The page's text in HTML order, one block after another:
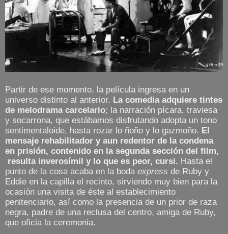
Partir de ese momento, la película ingresa en un
universo distinto al anterior. La comedia adquiere tintes
de melodrama carcelario; la narración pícara, traviesa
y socarrona, que estábamos disfrutando adopta un tono
sentimentaloide, hasta rozar lo ñoño y lo gazmoño. El
mensaje rehabilitador y aun redentor de la condena
en prisión, contenido en la segunda sección del film,
resulta inverosímil y lo que es peor, cursi. Hasta el
punto de la cosa acaba en la boda express de Ruby y
Eddie en la capilla el recinto, sirviendo muy bien para la
ocasión una visita de éste al establecimiento
penitenciario, así como la presencia de un prior de raza
negra, padre de una reclusa del centro, amiga de Ruby,
que oficia la ceremonia.